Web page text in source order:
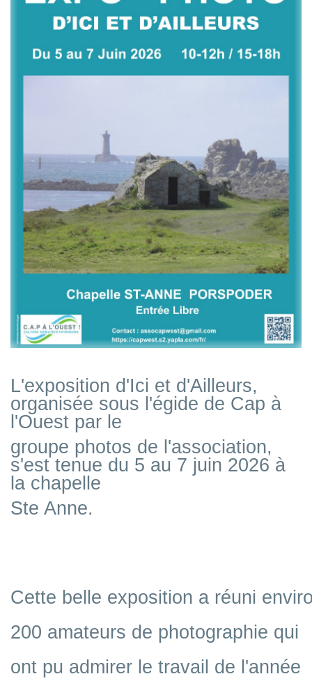
L'exposition d'Ici et d'Ailleurs,
organisée sous l'égide de Cap à
l'Ouest par le
groupe photos de l'association,
s'est tenue du 5 au 7 juin 2026 à
la chapelle
Ste Anne.
Cette belle exposition a réuni
200 amateurs de photographie qui
ont pu admirer le travail de l'année